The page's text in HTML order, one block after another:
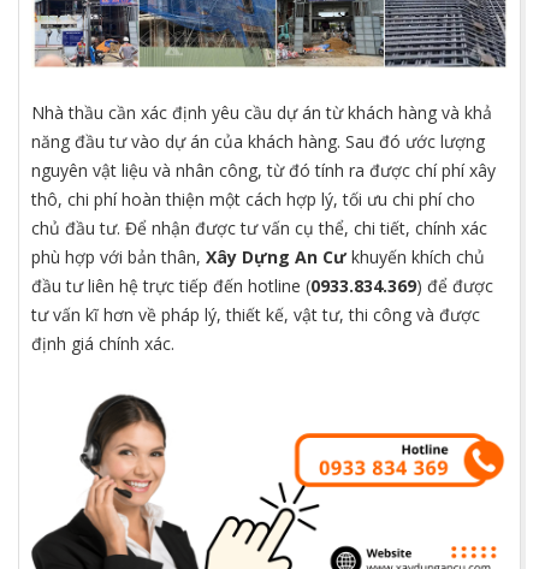
Nhà thầu cần xác định yêu cầu dự án từ khách hàng và khả
năng đầu tư vào dự án của khách hàng. Sau đó ước lượng
nguyên vật liệu và nhân công, từ đó tính ra được chí phí xây
thô, chi phí hoàn thiện một cách hợp lý, tối ưu chi phí cho
chủ đầu tư. Để nhận được tư vấn cụ thể, chi tiết, chính xác
phù hợp với bản thân, Xây Dựng An Cưkhuyến khích chủ
đầu tư liên hệ trực tiếp đến hotline (0933.834.369) để được
tư vấn kĩ hơn về pháp lý, thiết kế, vật tư, thi công và được
định giá chính xác.